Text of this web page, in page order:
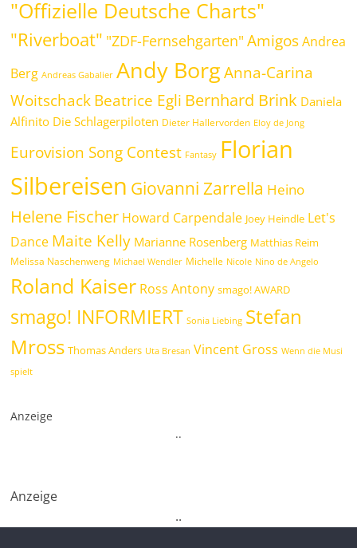
"Offizielle Deutsche Charts"
"Riverboat" "ZDF-Fernsehgarten" Amigos Andrea
Berg Andreas Gabalier Andy Borg Anna-Carina
WoitschackBeatrice Egli Bernhard Brink Daniela
Alfinito Die Schlagerpiloten Dieter Hallervorden Eloy de Jong
Eurovision Song Contest Fantasy Florian
Silbereisen Giovanni Zarrella Heino
Helene Fischer Howard Carpendale Joey Heindle Let's
Dance Maite Kelly Marianne Rosenberg Matthias Reim
Melissa Naschenweng Michael Wendler Michelle Nicole Nino de Angelo
Roland Kaiser Ross Antony smago! AWARD
smago! INFORMIERT Sonia Liebing Stefan
Mross Thomas Anders Uta Bresan Vincent Gross Wenn die Musi
spielt
Anzeige
..
Anzeige
..